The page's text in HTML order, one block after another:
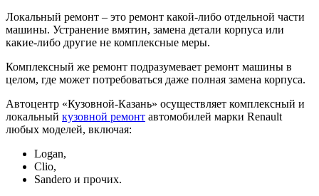
Локальный ремонт – это ремонт какой-либо отдельной части
машины. Устранение вмятин, замена детали корпуса или
какие-либо другие не комплексные меры.
Комплексный же ремонт подразумевает ремонт машины в
целом, где может потребоваться даже полная замена корпуса.
Автоцентр «Кузовной-Казань» осуществляет комплексный и
локальный кузовной ремонт автомобилей марки Renault
любых моделей, включая:
Logan,
Clio,
Sandero и прочих.